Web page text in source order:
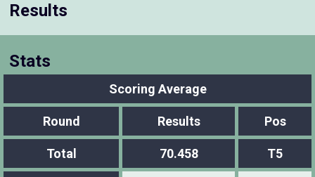
Results
Stats
Scoring Average
Round Results Pos
Total 70.458 T5